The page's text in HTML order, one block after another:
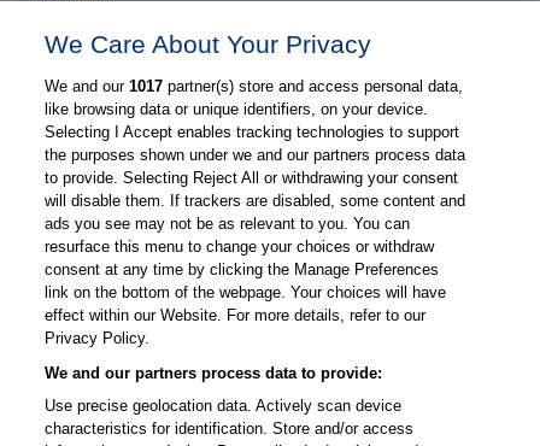
Fachgebiete
Gastroenterologie
Gynäkologie
Hämatologie & Onkologie
Innere Medizin
Medizin & Gesundheitssystem
Thieme Praxis
Über Thieme Praxis
Kostenlos registrieren
Fachzugang freischalten
Feedback geben
We Care About Your Privacy
We and our1017 partner(s) store and access personal data,
like browsing data or unique identifiers, on your device.
Selecting I Accept enables tracking technologies to support
the purposes shown under we and our partners process data
to provide. Selecting Reject All or withdrawing your consent
will disable them. If trackers are disabled, some content and
ads you see may not be as relevant to you. You can
resurface this menu to change your choices or withdraw
consent at any time by clicking the Manage Preferences
link on the bottom of the webpage. Your choices will have
effect within our Website. For more details, refer to our
Privacy Policy.
We and our partners process data to provide:
Use precise geolocation data. Actively scan device
characteristics for identification. Store and/or access